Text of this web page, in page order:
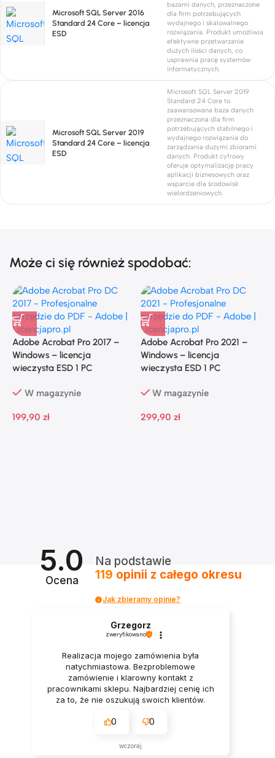
Microsoft SQL Server 2016
Standard 24 Core – licencja
ESD
bazami danych, przeznaczone
dla firm potrzebujących
wydajnego i skalowalnego
rozwiązania. Produkt umożliwia
efektywne przetwarzanie
dużych ilości danych, co
usprawnia pracę systemów
informatycznych.
Microsoft SQL Server 2019
Standard 24 Core – licencja
ESD
Microsoft SQL Server 2019
Standard 24 Core to
zaawansowana baza danych
przeznaczona dla firm
potrzebujących stabilnego i
wydajnego rozwiązania do
zarządzania dużymi zbiorami
danych. Produkt cyfrowy
oferuje optymalizację pracy
aplikacji biznesowych oraz
wsparcie dla środowisk
wielordzeniowych.
Może ci się również spodobać:
Adobe Acrobat Pro 2017 –
Windows – licencja
wieczysta ESD 1 PC
W magazynie
199,90 zł
Adobe Acrobat Pro 2021 –
Windows – licencja
wieczysta ESD 1 PC
W magazynie
299,90 zł
5.0
Ocena
Na podstawie
119 opinii z całego okresu
Jak zbieramy opinie?
Grzegorz
zweryfikowano
Realizacja mojego zamówienia była
natychmiastowa. Bezproblemowe
zamówienie i klarowny kontakt z
pracownikami sklepu. Najbardziej cenię ich
za to, że nie oszukują swoich klientów.
0 0
wczoraj